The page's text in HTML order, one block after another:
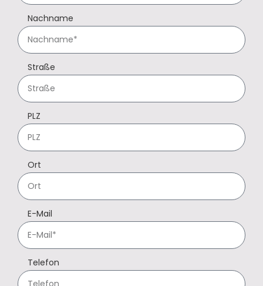
Nachname
Straße
PLZ
Ort
E-Mail
Telefon